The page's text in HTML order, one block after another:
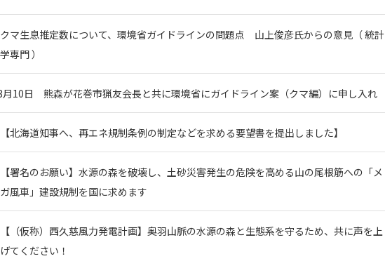
クマ生息推定数について、環境省ガイドラインの問題点 山上俊彦氏からの意見（ 統計
学専門 ）
月10日 熊森が花巻市猟友会長と共に環境省にガイドライン案（クマ編）に申し入れ
【北海道知事へ、再エネ規制条例の制定などを求める要望書を提出しました】
【署名のお願い】水源の森を破壊し、土砂災害発生の危険を高める山の尾根筋への「メ
ガ風車」建設規制を国に求めます
【（仮称）西久慈風力発電計画】奥羽山脈の水源の森と生態系を守るため、共に声を上
げてください！